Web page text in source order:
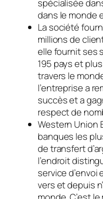
spécialisée
dans le monde
La société
millions de
elle fournit ses
195 pays et
travers le
l’entreprise a
succès et a
respect de
Western Union
banques les
de transfert
l’endroit
service d’envoi
vers et depuis